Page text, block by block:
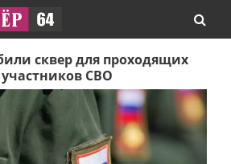
сквер для проходящих
СВО